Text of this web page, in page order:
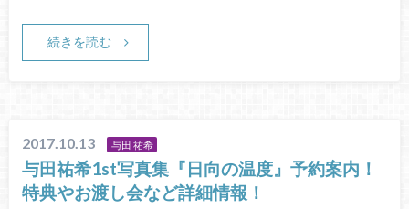
続きを読む
2017.10.13 与田 祐希
与田祐希1st写真集『日向の温度』予約案内！
特典やお渡し会など詳細情報！